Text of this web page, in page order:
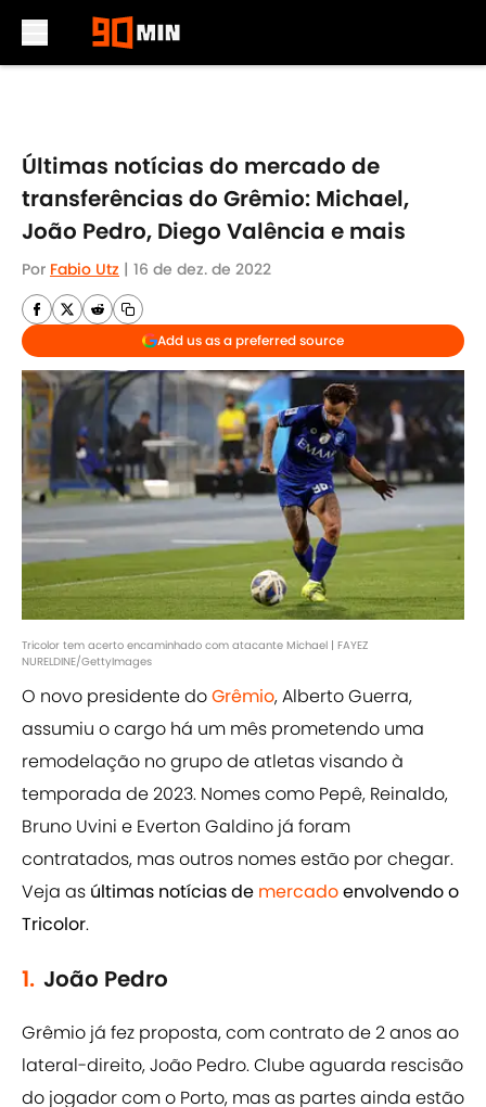
Últimas notícias do mercado de
transferências do Grêmio: Michael,
João Pedro, Diego Valência e mais
Por Fabio Utz | 16 de dez. de 2022
Add us as a preferred source
Tricolor tem acerto encaminhado com atacante Michael | FAYEZ
NURELDINE/GettyImages
O novo presidente doGrêmio, Alberto Guerra,
assumiu o cargo há um mês prometendo uma
remodelação no grupo de atletas visando à
temporada de 2023. Nomes como Pepê, Reinaldo,
Bruno Uvini e Everton Galdino já foram
contratados, mas outros nomes estão por chegar.
Veja as últimas notícias de mercadoenvolvendo o
Tricolor.
1. João Pedro
Grêmio já fez proposta, com contrato de 2 anos ao
lateral-direito, João Pedro. Clube aguarda rescisão
do jogador com o Porto, mas as partes ainda estão